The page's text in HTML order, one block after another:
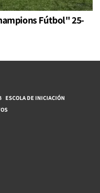
Fútbol" 25-
ESCOLA DE INICIACIÓN